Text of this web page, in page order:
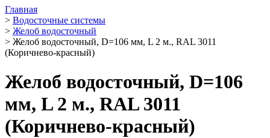
Главная
> Водосточные системы
> Желоб водосточный
> Желоб водосточный, D=106 мм, L 2 м., RAL 3011
(Коричнево-красный)
Желоб водосточный, D=106
мм, L 2 м., RAL 3011
(Коричнево-красный)